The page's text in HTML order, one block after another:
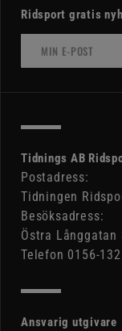
Ridsport gratis
Tidnings AB
Postadress:
Tidningen
Besöksadress:
Östra Långgatan
Telefon 0156-
Ansvarig utgivare